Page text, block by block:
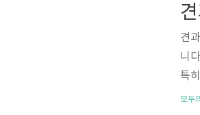
요
견
니
특
합
모두